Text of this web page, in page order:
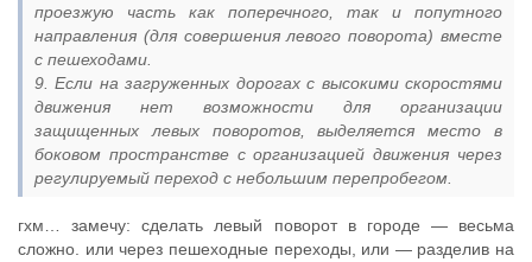
проезжую часть как поперечного, так и попутного
направления (для совершения левого поворота) вместе
с пешеходами.
9. Если на загруженных дорогах с высокими скоростями
движения нет возможности для организации
защищенных левых поворотов, выделяется место в
боковом пространстве с организацией движения через
регулируемый переход с небольшим перепробегом.
гхм… замечу: сделать левый поворот в городе — весьма
сложно. или через пешеходные переходы, или — разделив на